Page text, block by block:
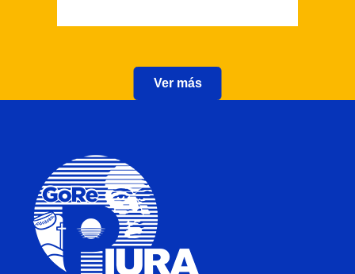
Ver más